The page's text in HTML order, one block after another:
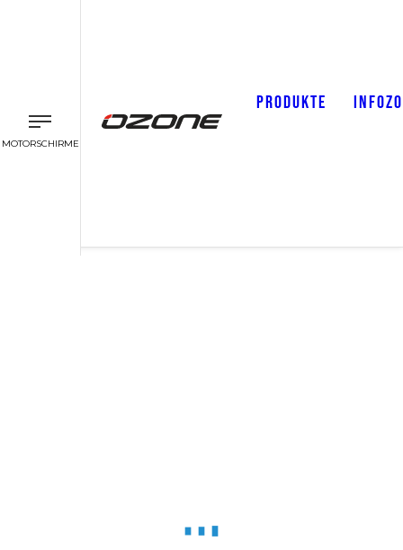
MOTORSCHIRME
PRODUKTE